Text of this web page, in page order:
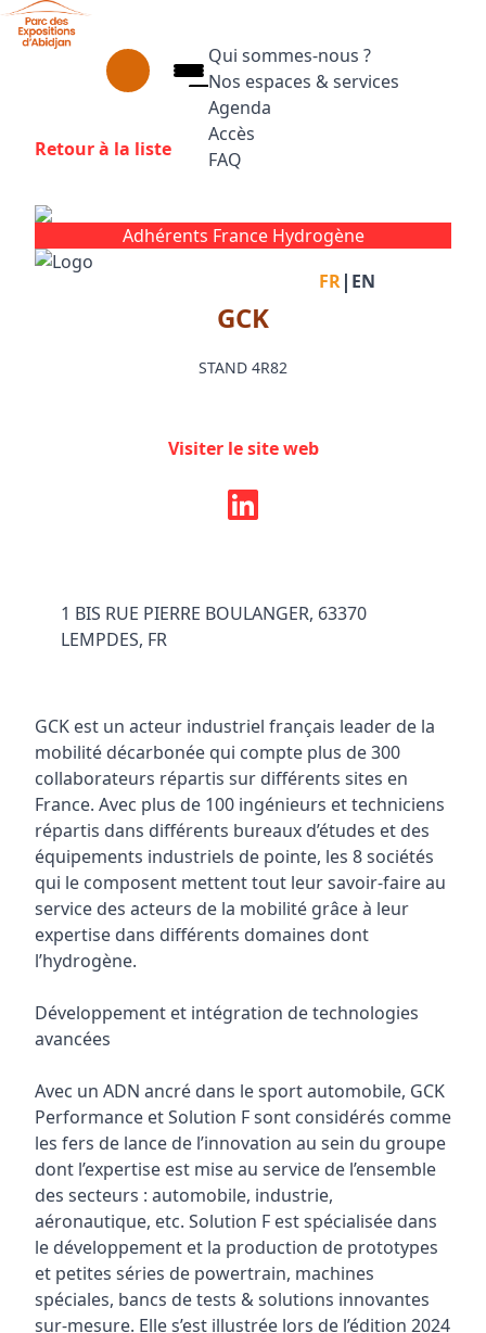
Aller au contenu principal
Qui sommes-nous ?
Nos espaces & services
Agenda
Accès
FAQ
Facebook
Instagram
Linkedin
FR| EN
Retour à la liste
Adhérents France Hydrogène
GCK
STAND 4R82
Visiter le site web
1 BIS RUE PIERRE BOULANGER, 63370
LEMPDES, FR
GCK est un acteur industriel français leader de la
mobilité décarbonée qui compte plus de 300
collaborateurs répartis sur différents sites en
France. Avec plus de 100 ingénieurs et techniciens
répartis dans différents bureaux d’études et des
équipements industriels de pointe, les 8 sociétés
qui le composent mettent tout leur savoir-faire au
service des acteurs de la mobilité grâce à leur
expertise dans différents domaines dont
l’hydrogène.
Développement et intégration de technologies
avancées
Avec un ADN ancré dans le sport automobile, GCK
Performance et Solution F sont considérés comme
les fers de lance de l’innovation au sein du groupe
dont l’expertise est mise au service de l’ensemble
des secteurs : automobile, industrie,
aéronautique, etc. Solution F est spécialisée dans
le développement et la production de prototypes
et petites séries de powertrain, machines
spéciales, bancs de tests & solutions innovantes
sur-mesure. Elle s’est illustrée lors de l’édition 2024
Panneau de gestion des cookies